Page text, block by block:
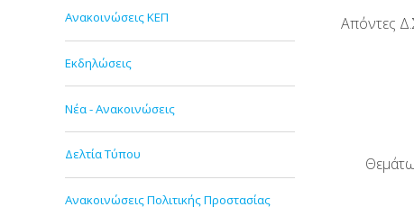
Ανακοινώσεις ΚΕΠ
Εκδηλώσεις
Νέα - Ανακοινώσεις
Δελτία Τύπου
Ανακοινώσεις Πολιτικής Προστασίας
Απόντες